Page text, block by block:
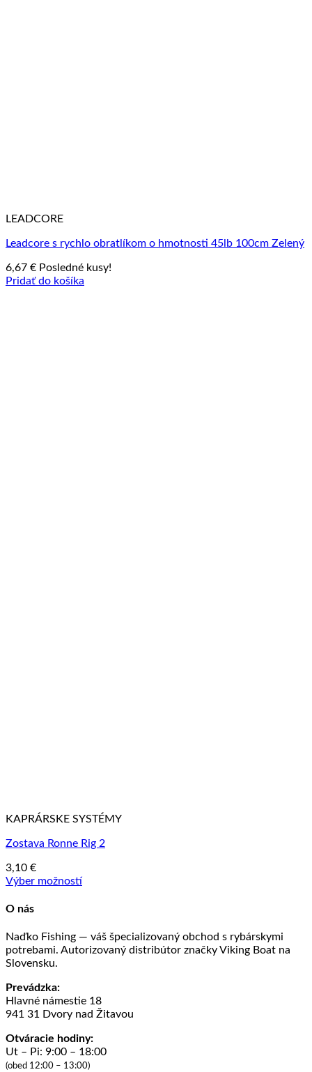
LEADCORE
Leadcore s rychlo obratlíkom o hmotnosti 45lb 100cm Zelený
6,67 € Posledné kusy!
Pridať do košíka
KAPRÁRSKE SYSTÉMY
Zostava Ronne Rig 2
3,10 €
Výber možností
produkt
viacero
variantov.
Možnosti
môžete
vybrať
na
produktu.
O nás
Naďko Fishing — váš špecializovaný obchod s rybárskymi
potrebami. Autorizovaný distribútor značky Viking Boat na
Slovensku.
Prevádzka:
Hlavné námestie 18
941 31 Dvory nad Žitavou
Otváracie hodiny:
Ut – Pi: 9:00 – 18:00
(obed 12:00 – 13:00)